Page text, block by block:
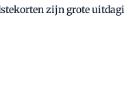
Een interview met